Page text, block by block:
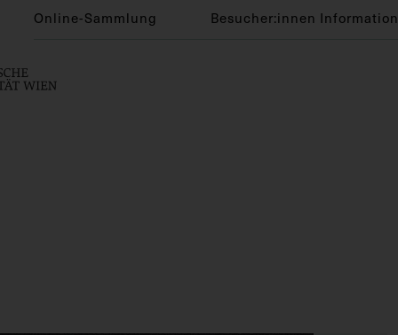
Online-Sammlung Besucher:innen Information